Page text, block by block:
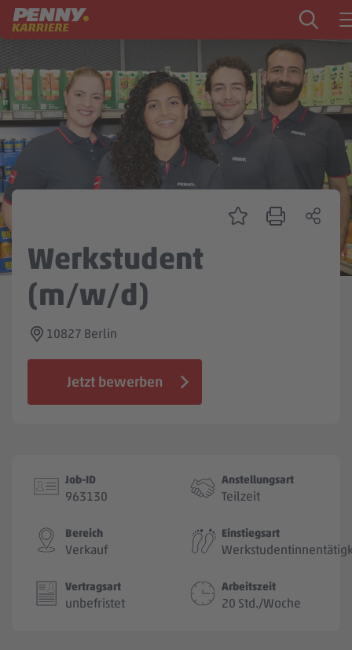
Zum Inhalt springen
Startseite
PENNY als Arbeitgeber
Ausbildung
Markt
Zentrale & Vertrieb
Mein Kandidat:innenprofil
Jobbörse
Werkstudent
(m/w/d)
10827 Berlin
Jetzt bewerben
Job-ID
963130
Anstellungsart
Teilzeit
Bereich
Verkauf
Einstiegsart
Vertragsart
unbefristet
Arbeitszeit
20 Std./Woche